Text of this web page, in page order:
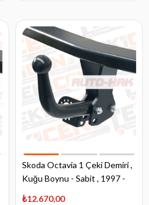
Skoda Octavia 1 Çeki Demiri ,
Kuğu Boynu - Sabit , 1997 -
₺12.670,00